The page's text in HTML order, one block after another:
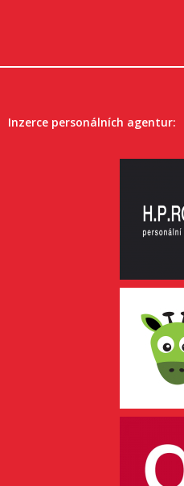
Inzerce personálních agentur: